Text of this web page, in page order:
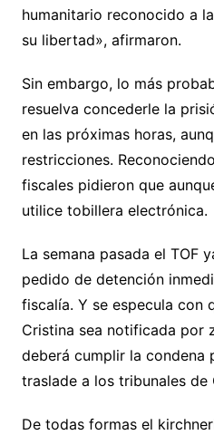
humanitario reconocido a
su libertad», afirmaron.
Sin embargo, lo más
resuelva concederle la
en las próximas horas,
restricciones.
fiscales pidieron que
utilice tobillera electrónica.
La semana pasada el TOF
pedido de detención
fiscalía. Y se especula con
Cristina sea notificada por
deberá cumplir la condena
traslade a los tribunales de
De todas formas el